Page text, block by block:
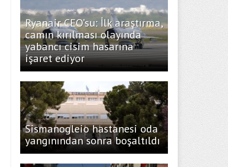
Ryanair CEO’su: İlk araştırma,
camın kırılması olayında
yabancı cisim hasarına
işaret ediyor
Sismanogleio hastanesi oda
yangınından sonra boşaltıldı